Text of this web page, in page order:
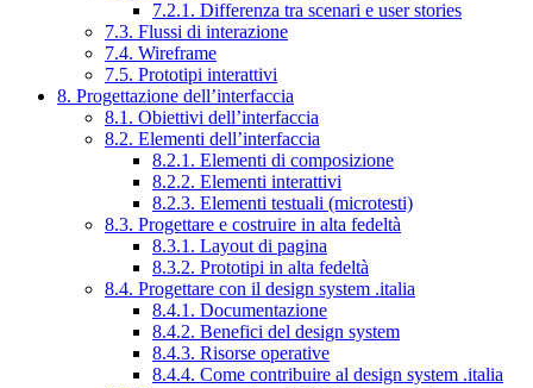
7.2.1. Differenza tra scenari e user stories
7.3. Flussi di interazione
7.4. Wireframe
7.5. Prototipi interattivi
8. Progettazione dell’interfaccia
8.1. Obiettivi dell’interfaccia
8.2. Elementi dell’interfaccia
8.2.1. Elementi di composizione
8.2.2. Elementi interattivi
8.2.3. Elementi testuali (microtesti)
8.3. Progettare e costruire in alta fedeltà
8.3.1. Layout di pagina
8.3.2. Prototipi in alta fedeltà
8.4. Progettare con il design system .italia
8.4.1. Documentazione
8.4.2. Benefici del design system
8.4.3. Risorse operative
8.4.4. Come contribuire al design system .italia